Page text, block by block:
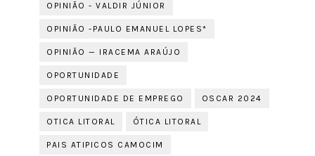
OPINIÃO - VALDIR JÚNIOR
OPINIÃO -PAULO EMANUEL LOPES*
OPINIÃO — IRACEMA ARAÚJO
OPORTUNIDADE
OPORTUNIDADE DE EMPREGO OSCAR 2024
OTICA LITORAL ÓTICA LITORAL
PAIS ATIPICOS CAMOCIM